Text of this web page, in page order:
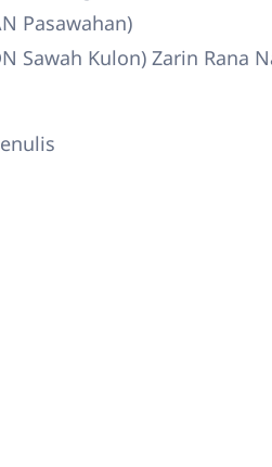
Pasawahan)
Sawah Kulon) Zarin Rana